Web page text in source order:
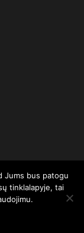
Kaune,
nemokamai
atsakymai
Jums bus patogu
tinklalapyje, tai